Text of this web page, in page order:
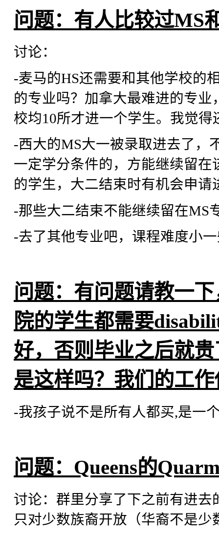
问题：有人比较过MS
讨论：
-麦马的HS还需要和其他学校的
的专业吗？加拿大最难进的专
校均10所才进一个学生。我觉得
-西大的MS大一被录取进去了，
一定学分条件的，方能继续留在
的学生，大二结束时有机会申
-那些大二结束不能继续留在MS
-去了其他专业吧，课程难度小
问题：有问题请教一
院的学生都需要
好，否则毕业之后就
是这样吗？我们的工
-我孩子说不是所有人都买,是一
问题：Queens的
讨论：群里分享了下之前有进
只对少数族裔开放（华裔不是少